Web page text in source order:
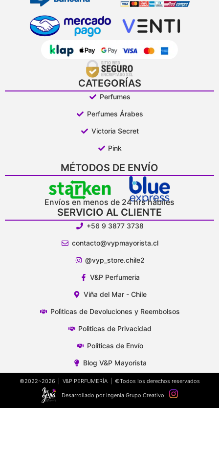
CATEGORÍAS
Perfumes
Perfumes Árabes
Victoria Secret
Pink
MÉTODOS DE ENVÍO
Envíos en menos de 24 hrs hábiles
SERVICIO AL CLIENTE
+56 9 3877 3738
contacto@vypmayorista.cl
@vyp_store.chile2
V&P Perfumeria
Viña del Mar - Chile
Polìticas de Devoluciones y Reembolsos
Polìticas de Privacidad
Polìticas de Envío
Blog V&P Mayorista
©2022~2026 | V&P PERFUMERÍA | ©Todos los derechos reservados
Desarrollado por Ingenia Grupo Creativo